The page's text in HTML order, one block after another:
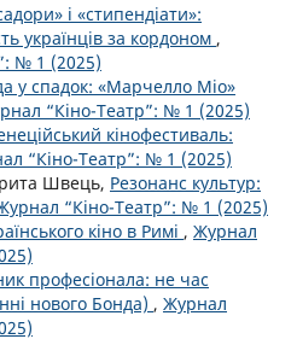
і «стипендіати»:
українців за кордоном ,
№ 1 (2025)
у спадок: «Марчелло Міо»
“Кіно-Театр”: № 1 (2025)
кінофестиваль:
“Кіно-Театр”: № 1 (2025)
Швець, Резонанс культур:
“Кіно-Театр”: № 1 (2025)
кіно в Римі , Журнал
професіонала: не час
нового Бонда) , Журнал